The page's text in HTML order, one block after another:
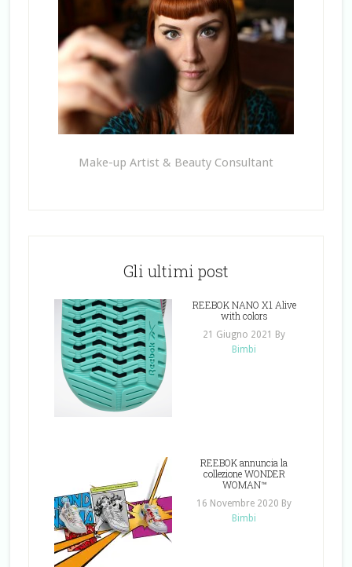
Make-up Artist & Beauty Consultant
Gli ultimi post
REEBOK NANO X1 Alive
with colors
21 Giugno 2021
By
Bimbi
REEBOK annuncia la
collezione WONDER
WOMAN™
16 Novembre 2020 By
Bimbi